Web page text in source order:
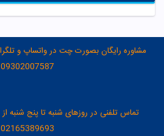
09302007587
02165389693